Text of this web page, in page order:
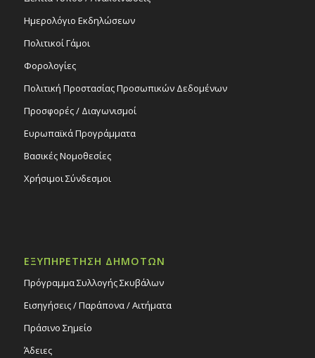
Ημερολόγιο Εκδηλώσεων
Πολιτικοί Γάμοι
Φορολογίες
Πολιτική Προστασίας Προσωπικών Δεδομένων
Προσφορές / Διαγωνισμοί
Ευρωπαϊκά Προγράμματα
Βασικές Νομοθεσίες
Χρήσιμοι Σύνδεσμοι
ΕΞΥΠΗΡΕΤΗΣΗ ΔΗΜΟΤΩΝ
Πρόγραμμα Συλλογής Σκυβάλων
Εισηγήσεις / Παράπονα / Αιτήματα
Πράσινο Σημείο
Άδειες